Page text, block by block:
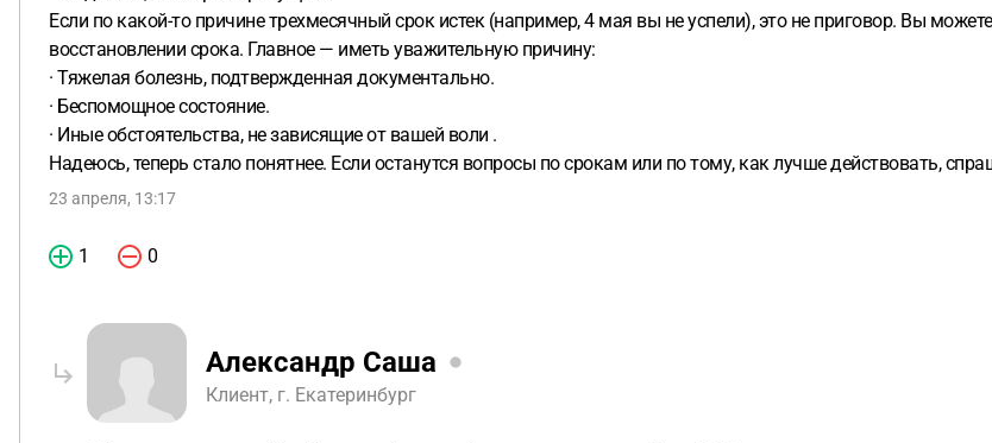
Если по какой-то причине трехмесячный срок истек (например, 4 мая вы не успели), это не приговор. Вы
восстановлении срока. Главное — иметь уважительную причину:
· Тяжелая болезнь, подтвержденная документально.
· Беспомощное состояние.
· Иные обстоятельства, не зависящие от вашей воли .
Надеюсь, теперь стало понятнее. Если останутся вопросы по срокам или по тому, как лучше действовать,
23 апреля, 13:17
1 0
Александр Саша
Клиент, г. Екатеринбург